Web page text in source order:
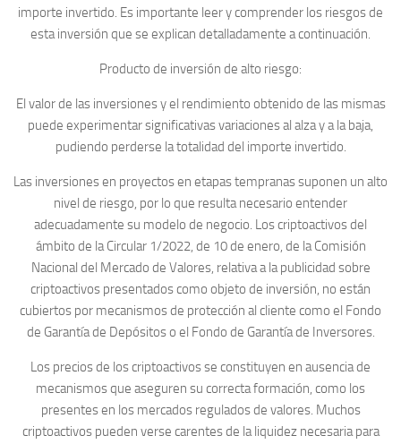
importe invertido. Es importante leer y comprender los riesgos de
esta inversión que se explican detalladamente a continuación.
Producto de inversión de alto riesgo:
El valor de las inversiones y el rendimiento obtenido de las mismas
puede experimentar significativas variaciones al alza y a la baja,
pudiendo perderse la totalidad del importe invertido.
Las inversiones en proyectos en etapas tempranas suponen un alto
nivel de riesgo, por lo que resulta necesario entender
adecuadamente su modelo de negocio. Los criptoactivos del
ámbito de la Circular 1/2022, de 10 de enero, de la Comisión
Nacional del Mercado de Valores, relativa a la publicidad sobre
criptoactivos presentados como objeto de inversión, no están
cubiertos por mecanismos de protección al cliente como el Fondo
de Garantía de Depósitos o el Fondo de Garantía de Inversores.
Los precios de los criptoactivos se constituyen en ausencia de
mecanismos que aseguren su correcta formación, como los
presentes en los mercados regulados de valores. Muchos
criptoactivos pueden verse carentes de la liquidez necesaria para